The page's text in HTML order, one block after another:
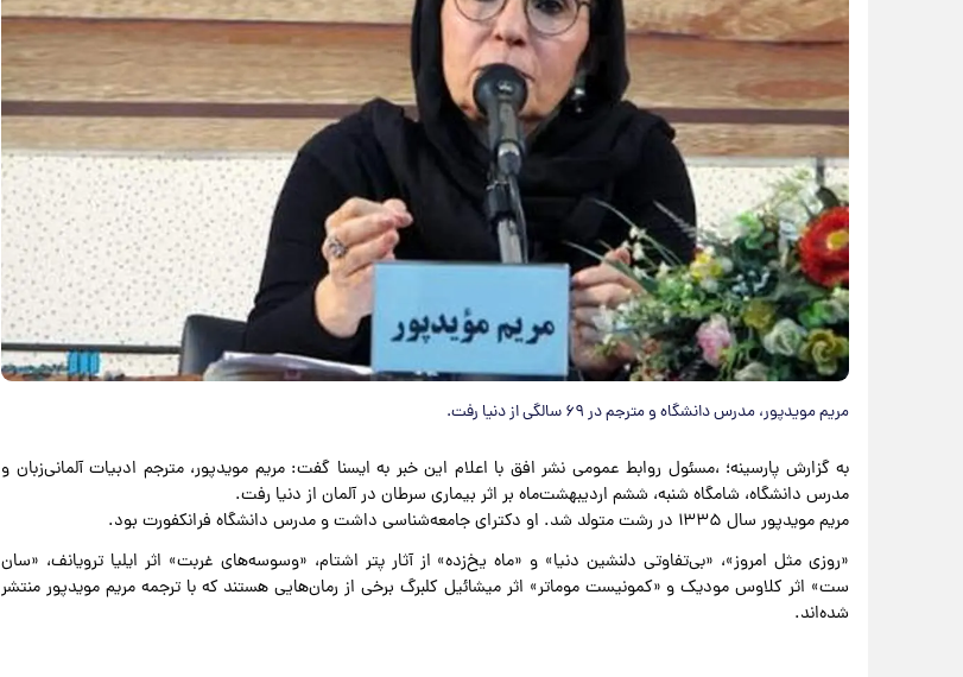
مریم مویدپور، مدرس دانشگاه و مترجم در ۶۹ سالگی از دنیا رفت.
به گزارش پارسینه؛ ،مسئول روابط عمومی نشر افق با اعلام این خبر به ایسنا گفت: مریم مویدپور، مترجم ادبیات آلمانی‌زبان و
مدرس دانشگاه، شامگاه شنبه، ششم اردیبهشت‌ماه بر اثر بیماری سرطان در آلمان از دنیا رفت.
مریم مویدپور سال ۱۳۳۵ در رشت متولد شد. او دکترای جامعه‌شناسی داشت و مدرس دانشگاه فرانکفورت بود.
«روزی مثل امروز»، «بی‌تفاوتی دلنشین دنیا» و «ماه یخ‌زده» از آثار پتر اشتام، «وسوسه‌های غربت» اثر ایلیا ترویانف، «سان
ست» اثر کلاوس مودیک و «کمونیست موماتر» اثر میشائیل کلبرگ برخی از رمان‌هایی هستند که با ترجمه‌ مریم مویدپور منتشر
شده‌اند.